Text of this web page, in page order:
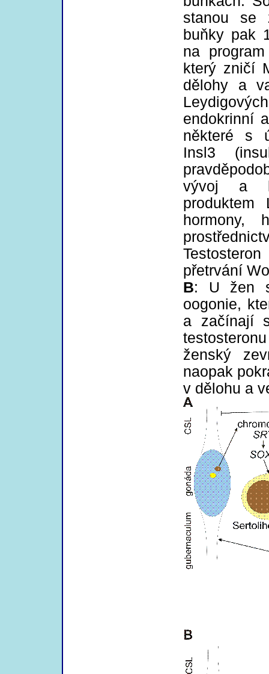
stanou se
buňky pak
na
který zničí
dělohy a
endokrinní
některé s
Insl3
vývoj a
produktem
hormony,
přetrvání
B: U žen
oogonie,
a začínají
ženský
naopak
v dělohu a